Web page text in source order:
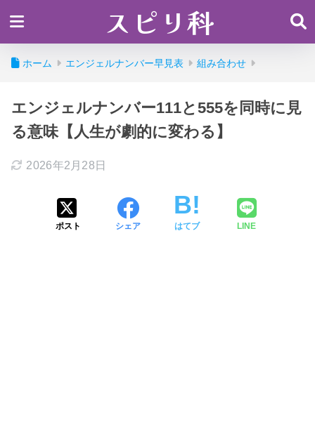
スピリ科
ホーム エンジェルナンバー早見表 組み合わせ
エンジェルナンバー111と555を同時に見
る意味【人生が劇的に変わる】
2026年2月28日
ポスト シェア はてブ LINE